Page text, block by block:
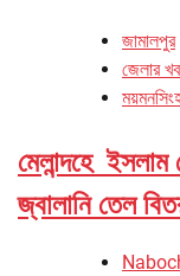
জামালপুর
জেলার
মেলান্দহে
জ্বালানি তেল